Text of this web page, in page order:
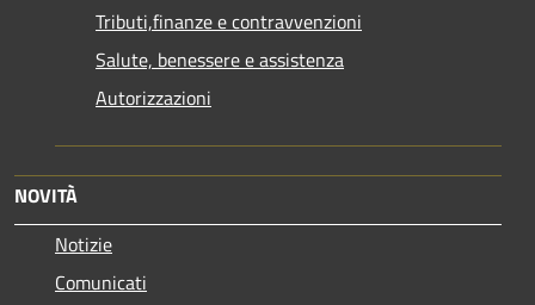
Tributi,finanze e contravvenzioni
Salute, benessere e assistenza
Autorizzazioni
NOVITÀ
Notizie
Comunicati